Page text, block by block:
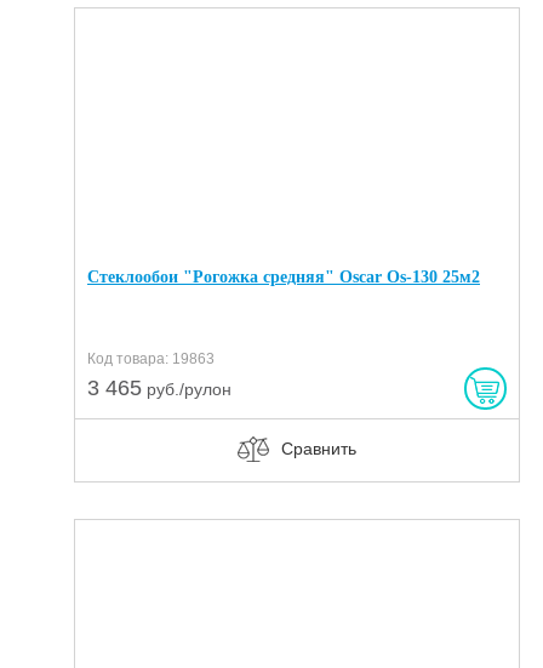
Стеклообои "Рогожка средняя" Oscar Os-130 25м2
Код товара: 19863
3 465 руб./рулон
Сравнить